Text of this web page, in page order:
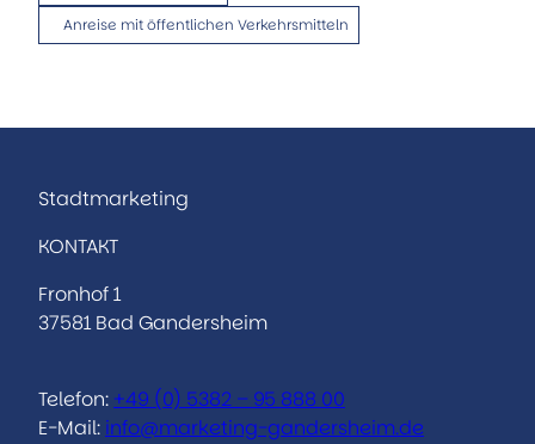
Anreise mit öffentlichen Verkehrsmitteln
Stadtmarketing
KONTAKT
Fronhof 1
37581 Bad Gandersheim
Telefon: +49 (0) 5382 – 95 888 00
E-Mail: info@marketing-gandersheim.de